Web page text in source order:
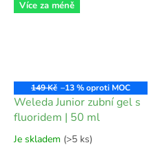
Více za méně
149 Kč –13 %
Weleda Junior zubní gel s
fluoridem | 50 ml
Je skladem (>5 ks)